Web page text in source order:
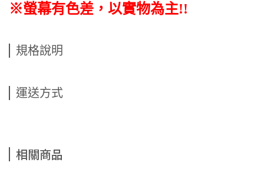
※螢幕有色差，以實物為主!!
規格說明
運送方式
相關商品